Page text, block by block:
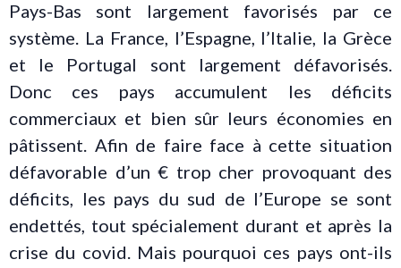
Pays-Bas sont largement favorisés par ce
système. La France, l’Espagne, l’Italie, la Grèce
et le Portugal sont largement défavorisés.
Donc ces pays accumulent les déficits
commerciaux et bien sûr leurs économies en
pâtissent. Afin de faire face à cette situation
défavorable d’un € trop cher provoquant des
déficits, les pays du sud de l’Europe se sont
endettés, tout spécialement durant et après la
crise du covid. Mais pourquoi ces pays ont-ils